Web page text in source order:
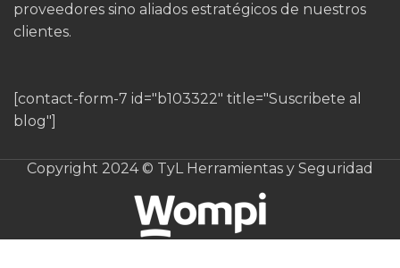
proveedores sino aliados estratégicos de nuestros
clientes.
[contact-form-7 id="b103322" title="Suscribete al
blog"]
Copyright 2024 © TyL Herramientas y Seguridad
Barbuquejo